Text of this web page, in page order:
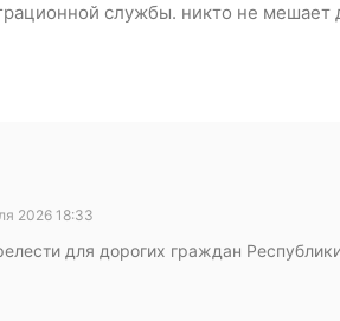
службы. никто не мешает
2026 18:33
для дорогих граждан